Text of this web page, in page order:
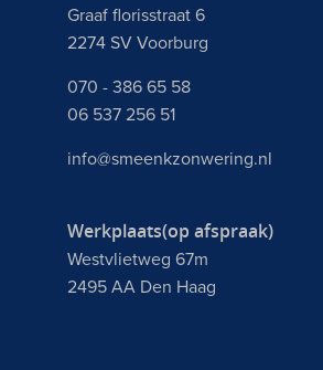
Graaf florisstraat 6
2274 SV Voorburg
070 - 386 65 58
06 537 256 51
info@smeenkzonwering.nl
Werkplaats(op afspraak)
Westvlietweg 67m
2495 AA Den Haag